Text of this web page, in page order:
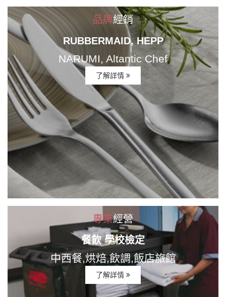
品牌經銷
RUBBERMAID, HEPP
NARUMI, Altantic Chef
了解詳情
專業經營
餐飲 學校檢定
中西餐,烘焙,飲調,飯店旅館
了解詳情